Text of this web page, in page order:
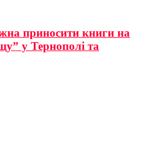
приносити книги на
у Тернополі та